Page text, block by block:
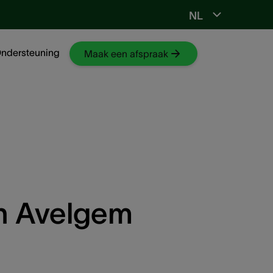
NL
Maak een afspraak
Ga naar NKO-web
Avelgem